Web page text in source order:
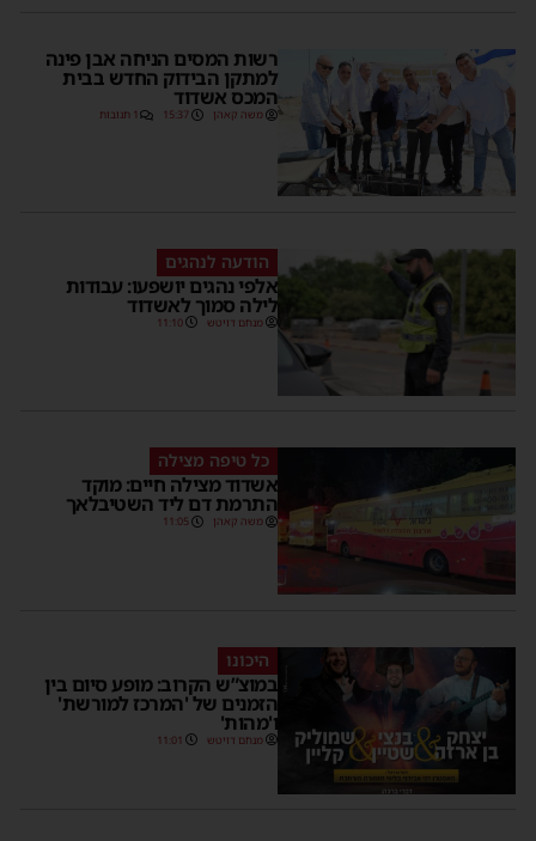
רשות המסים הניחה אבן פינה
למתקן הבידוק החדש בבית
המכס אשדוד
משה קאהן 15:37 1 תגובות
הודעה לנהגים
אלפי נהגים יושפעו: עבודות
לילה סמוך לאשדוד
מנחם דויטש 11:10
כל טיפה מצילה
אשדוד מצילה חיים: מוקד
התרמת דם ליד השטיבלאך
משה קאהן 11:05
היכונו
במוצ”ש הקרוב: מופע סיום בין
הזמנים של 'המרכז למורשת'
ו'מהות'
מנחם דויטש 11:01